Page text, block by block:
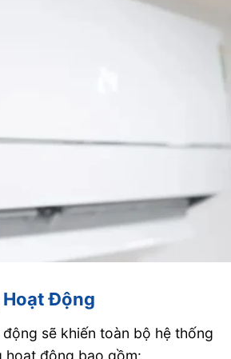
Hoạt Động
sẽ khiến toàn bộ hệ thống
hoạt động bao gồm: